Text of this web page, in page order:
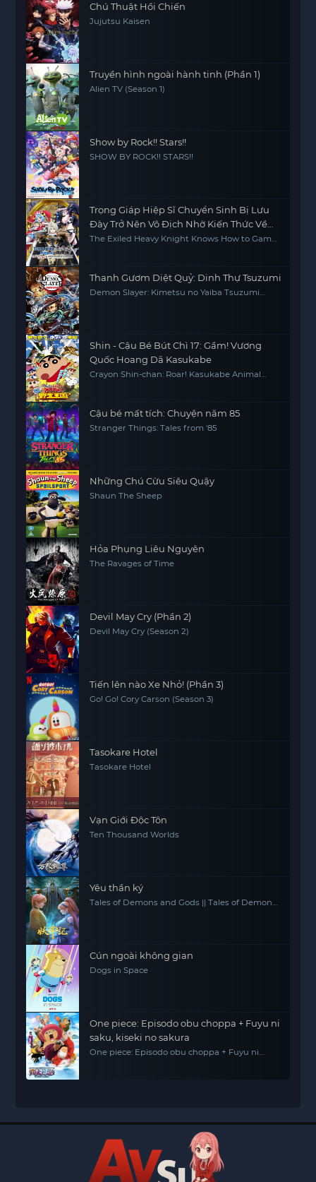
Chú Thuật Hồi Chiến
Jujutsu Kaisen
Truyền hình ngoài hành tinh (Phần 1)
Alien TV (Season 1)
Show by Rock!! Stars!!
SHOW BY ROCK!! STARS!!
Trọng Giáp Hiệp Sĩ Chuyển Sinh Bị Lưu
Đày Trở Nên Vô Địch Nhờ Kiến Thức Về
Game
The Exiled Heavy Knight Knows How to Game
Thanh Gươm Diệt Quỷ: Dinh Thự Tsuzumi
Demon Slayer: Kimetsu no Yaiba Tsuzumi
Shin - Cậu Bé Bút Chì 17: Gầm! Vương
Quốc Hoang Dã Kasukabe
Crayon Shin-chan: Roar! Kasukabe Animal
Cậu bé mất tích: Chuyện năm 85
Stranger Things: Tales from '85
Những Chú Cừu Siêu Quậy
Shaun The Sheep
Hỏa Phụng Liêu Nguyên
The Ravages of Time
Devil May Cry (Phần 2)
Devil May Cry (Season 2)
Tiến lên nào Xe Nhỏ! (Phần 3)
Go! Go! Cory Carson (Season 3)
Tasokare Hotel
Tasokare Hotel
Vạn Giới Độc Tôn
Ten Thousand Worlds
Yêu thần ký
Tales of Demons and Gods || Tales of Demon
Cún ngoài không gian
Dogs in Space
One piece: Episodo obu choppa + Fuyu ni
saku, kiseki no sakura
One piece: Episodo obu choppa + Fuyu ni